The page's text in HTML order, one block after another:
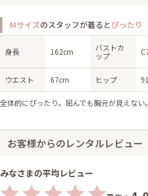
Mサイズのスタッフが着るとぴったり
身長 162cm
バストカ
ップ
ウエスト 67cm ヒップ
全体的にぴったり。屈んでも胸元が見えない
お客様からのレンタルレビュー
みなさまの平均レビュー